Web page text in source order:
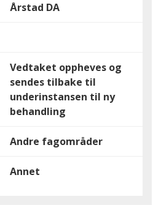
Årstad DA
Vedtaket oppheves og
sendes tilbake til
underinstansen til ny
behandling
Andre fagområder
Annet